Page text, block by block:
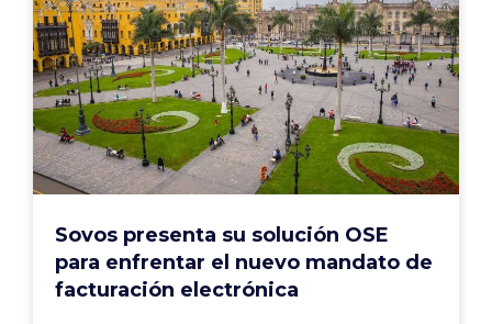
Sovos presenta su solución OSE
para enfrentar el nuevo mandato de
facturación electrónica